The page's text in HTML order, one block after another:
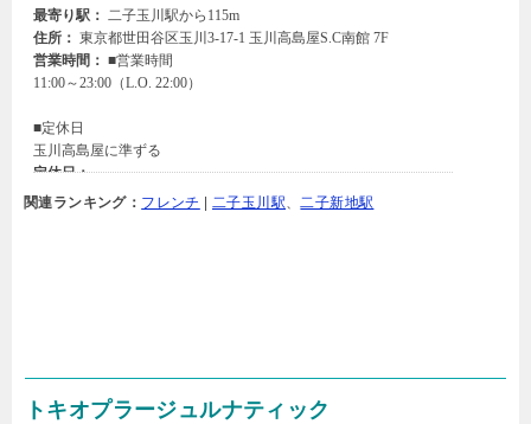
関連ランキング： フレンチ |二子玉川駅、二子新地駅
トキオプラージュルナティック